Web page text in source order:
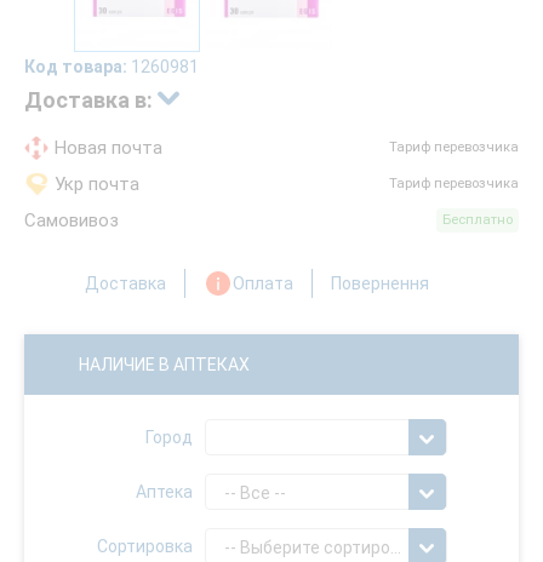
Код товара: 1260981
Доставка в:
Новая почта Тариф перевозчика
Укр почта Тариф перевозчика
Самовивоз Бесплатно
Доставка Оплата Повернення
НАЛИЧИЕ В АПТЕКАХ
Город
Аптека -- Все --
Сортировка